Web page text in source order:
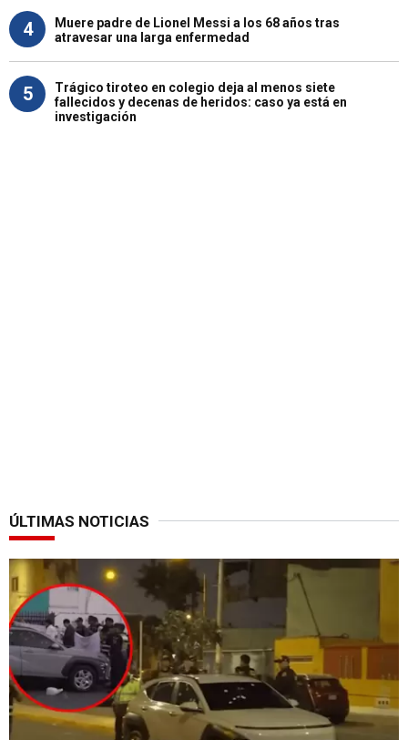
4
Muere padre de Lionel Messi a los 68 años tras
atravesar una larga enfermedad
5
Trágico tiroteo en colegio deja al menos siete
fallecidos y decenas de heridos: caso ya está en
investigación
ÚLTIMAS NOTICIAS